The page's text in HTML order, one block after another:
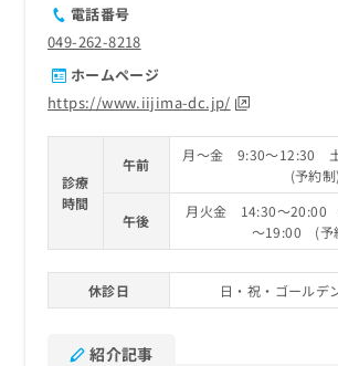
電話番号
049-262-8218
ホームページ
https://www.iijima-dc.jp/
診療
時間
午前
月～金 9:30～12:30
(予約制)
午後
月火金 14:30～
～19:00 (予
休診日 日・祝・ゴールデ
紹介記事